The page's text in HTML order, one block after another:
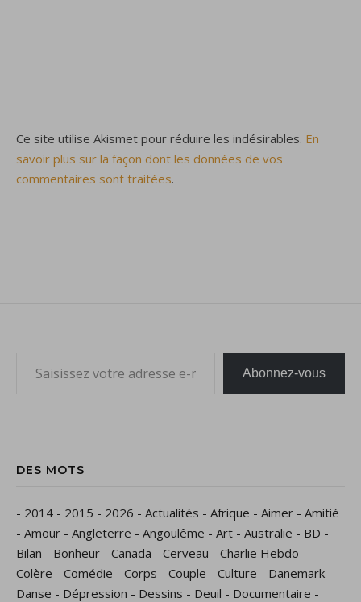
Ce site utilise Akismet pour réduire les indésirables. En
savoir plus sur la façon dont les données de vos
commentaires sont traitées.
Abonnez-vous
DES MOTS
- 2014 - 2015 - 2026 - Actualités - Afrique - Aimer - Amitié
- Amour - Angleterre - Angoulême - Art - Australie - BD -
Bilan - Bonheur - Canada - Cerveau - Charlie Hebdo -
Colère - Comédie - Corps - Couple - Culture - Danemark -
Danse - Dépression - Dessins - Deuil - Documentaire -